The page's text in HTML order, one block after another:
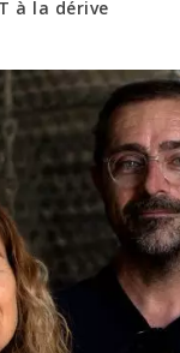
à la dérive